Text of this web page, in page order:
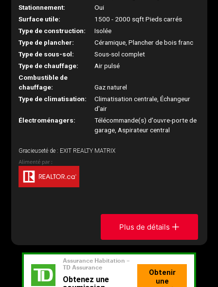
Stationnement:
Oui
Surface utile:
1500 - 2000 sqft Pieds carrés
Type de construction:
Isolée
Type de plancher:
Céramique, Plancher de bois franc
Type de sous-sol:
Sous-sol complet
Type de chauffage:
Air pulsé
Combustible de
chauffage:
Gaz naturel
Type de climatisation:
Climatisation centrale, Échangeur
d'air
Électroménagers:
Télécommande(s) d'ouvre-porte de
garage, Aspirateur central
Gracieuseté de : EXIT REALTY MATRIX
Plus de détails